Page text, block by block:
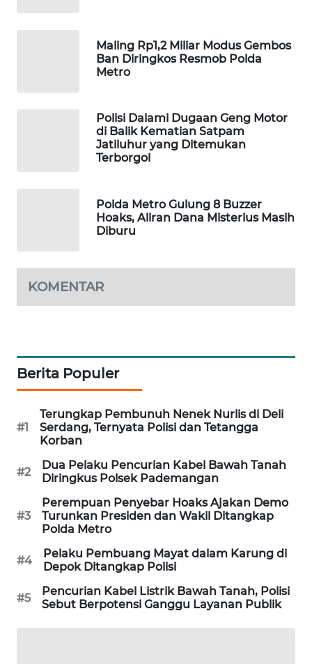
Maling Rp1,2 Miliar Modus Gembos
Ban Diringkos Resmob Polda
Metro
Polisi Dalami Dugaan Geng Motor
di Balik Kematian Satpam
Jatiluhur yang Ditemukan
Terborgol
Polda Metro Gulung 8 Buzzer
Hoaks, Aliran Dana Misterius Masih
Diburu
KOMENTAR
Berita Populer
#1
Terungkap Pembunuh Nenek Nurlis di Deli
Serdang, Ternyata Polisi dan Tetangga
Korban
#2
Dua Pelaku Pencurian Kabel Bawah Tanah
Diringkus Polsek Pademangan
#3
Perempuan Penyebar Hoaks Ajakan Demo
Turunkan Presiden dan Wakil Ditangkap
Polda Metro
#4
Pelaku Pembuang Mayat dalam Karung di
Depok Ditangkap Polisi
#5
Pencurian Kabel Listrik Bawah Tanah, Polisi
Sebut Berpotensi Ganggu Layanan Publik
WAHANA
DESA
WISATA
Network
MASYARAKAT
KELISTRIKAN
WALINKI
ID
MAWAKA
MARTABAT
NET
WATCH